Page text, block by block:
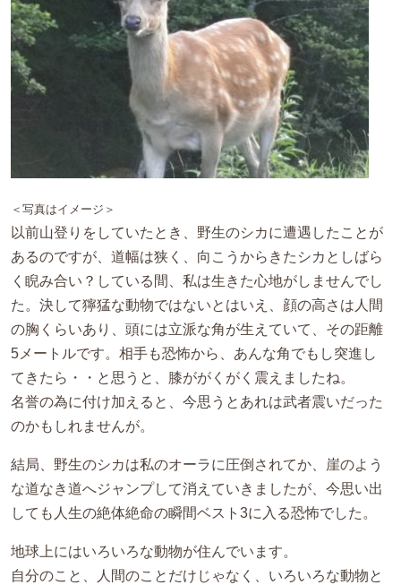
＜写真はイメージ＞
以前山登りをしていたとき、野生のシカに遭遇したことが
あるのですが、道幅は狭く、向こうからきたシカとしばら
く睨み合い？している間、私は生きた心地がしませんでし
た。決して獰猛な動物ではないとはいえ、顔の高さは人間
の胸くらいあり、頭には立派な角が生えていて、その距離
5メートルです。相手も恐怖から、あんな角でもし突進し
てきたら・・と思うと、膝ががくがく震えましたね。
名誉の為に付け加えると、今思うとあれは武者震いだった
のかもしれませんが。
結局、野生のシカは私のオーラに圧倒されてか、崖のよう
な道なき道へジャンプして消えていきましたが、今思い出
しても人生の絶体絶命の瞬間ベスト3に入る恐怖でした。
地球上にはいろいろな動物が住んでいます。
自分のこと、人間のことだけじゃなく、いろいろな動物と